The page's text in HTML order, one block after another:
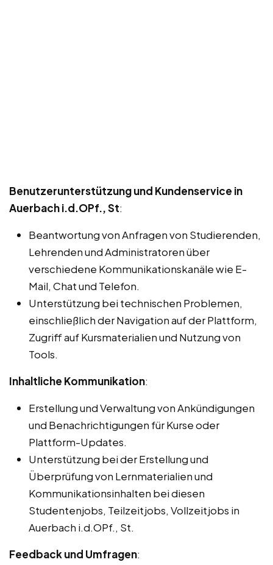
Benutzerunterstützung und Kundenservice in
Auerbach i.d.OPf., St:
Beantwortung von Anfragen von Studierenden,
Lehrenden und Administratoren über
verschiedene Kommunikationskanäle wie E-
Mail, Chat und Telefon.
Unterstützung bei technischen Problemen,
einschließlich der Navigation auf der Plattform,
Zugriff auf Kursmaterialien und Nutzung von
Tools.
Inhaltliche Kommunikation:
Erstellung und Verwaltung von Ankündigungen
und Benachrichtigungen für Kurse oder
Plattform-Updates.
Unterstützung bei der Erstellung und
Überprüfung von Lernmaterialien und
Kommunikationsinhalten bei diesen
Studentenjobs, Teilzeitjobs, Vollzeitjobs in
Auerbach i.d.OPf., St.
Feedback und Umfragen: